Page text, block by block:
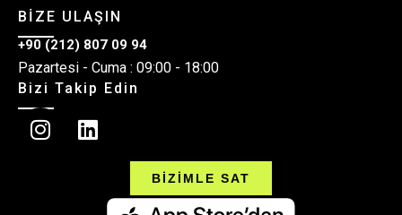
BİZE ULAŞIN
+90 (212) 807 09 94
Pazartesi - Cuma : 09:00 - 18:00
Bizi Takip Edin
BİZİMLE SAT